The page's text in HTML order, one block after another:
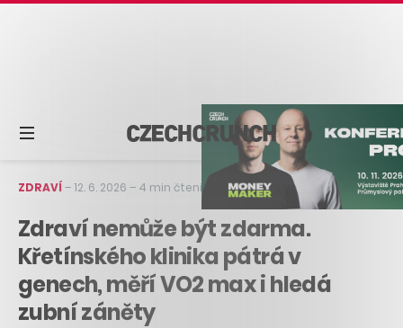
ZDRAVÍ–12. 6. 2026 – 4 min čtení
Zdraví nemůže být zdarma.
Křetínského klinika pátrá v
genech, měří VO2 max i hledá
zubní záněty